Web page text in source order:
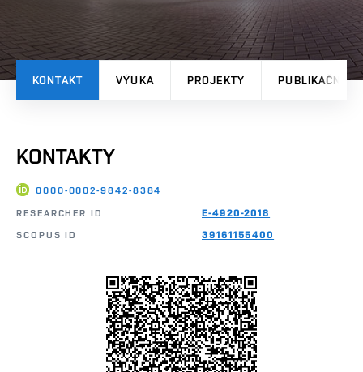
KONTAKT VÝUKA PROJEKTY PUBLIKAČNÍ
KONTAKTY
0000-0002-9842-8384
RESEARCHER ID
E-4920-2018
SCOPUS ID
39161155400